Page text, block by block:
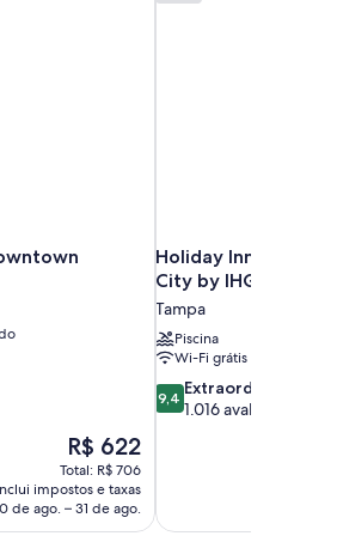
O
preço
é
de
R$ 622
R$ 622
Total: R$ 706
impostos e taxas
de ago. – 31 de ago.
Holiday Inn Express
City by IHG
Tampa
Piscina
Wi-Fi grátis
9.4
de
9,4 Extraordinária
1.016 avaliações